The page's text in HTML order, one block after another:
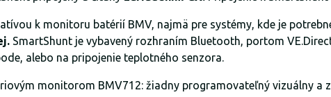
k monitoru batérií BMV, najmä pre systémy, kde je
SmartShunt je vybavený rozhraním Bluetooth, portom
alebo na pripojenie teplotného senzora.
monitorom BMV712: žiadny programovateľný vizuálny a